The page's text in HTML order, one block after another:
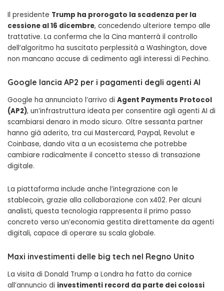
Il presidente Trump ha prorogato la scadenza per la
cessione al 16 dicembre, concedendo ulteriore tempo alle
trattative. La conferma che la Cina manterrà il controllo
dell’algoritmo ha suscitato perplessità a Washington, dove
non mancano accuse di cedimento agli interessi di Pechino.
Google lancia AP2 per i pagamenti degli agenti AI
Google ha annunciato l’arrivo di Agent Payments Protocol
(AP2), un’infrastruttura ideata per consentire agli agenti AI di
scambiarsi denaro in modo sicuro. Oltre sessanta partner
hanno già aderito, tra cui Mastercard, Paypal, Revolut e
Coinbase, dando vita a un ecosistema che potrebbe
cambiare radicalmente il concetto stesso di transazione
digitale.
La piattaforma include anche l’integrazione con le
stablecoin, grazie alla collaborazione con x402. Per alcuni
analisti, questa tecnologia rappresenta il primo passo
concreto verso un’economia gestita direttamente da agenti
digitali, capace di operare su scala globale.
Maxi investimenti delle big tech nel Regno Unito
La visita di Donald Trump a Londra ha fatto da cornice
all’annuncio di investimenti record da parte dei colossi